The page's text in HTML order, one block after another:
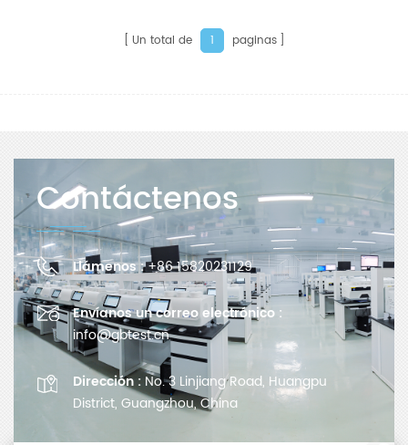
Un total de 1 paginas
Contáctenos
Llámenos :+86 15820231129
Envíanos un correo electrónico :
info@gbtest.cn
Dirección : No. 3 Linjiang Road, Huangpu
District, Guangzhou, China